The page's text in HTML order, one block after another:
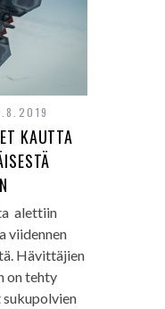
KAUTTA
alettiin
viidennen
Hävittäjien
on tehty